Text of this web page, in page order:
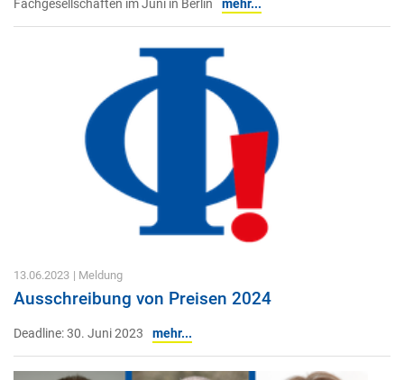
Fachgesellschaften im Juni in Berlin
mehr...
13.06.2023 | Meldung
Ausschreibung von Preisen 2024
Deadline: 30. Juni 2023 mehr...